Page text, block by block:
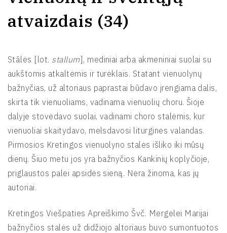
atvaizdais (34)
Stãlės [lot. stallum], mediniai arba akmeniniai suolai su
aukštomis atkaltėmis ir turėklais. Statant vienuolynų
bažnyčias, už altoriaus paprastai būdavo įrengiama dalis,
skirta tik vienuoliams, vadinama vienuolių choru. Šioje
dalyje stovėdavo suolai, vadinami choro stalėmis, kur
vienuoliai skaitydavo, melsdavosi liturgines valandas.
Pirmosios Kretingos vienuolyno stalės išliko iki mūsų
dienų. Šiuo metu jos yra bažnyčios Kankinių koplyčioje,
priglaustos palei apsidės sieną. Nėra žinoma, kas jų
autoriai.
Kretingos Viešpaties Apreiškimo Švč. Mergelei Marijai
bažnyčios stalės už didžiojo altoriaus buvo sumontuotos